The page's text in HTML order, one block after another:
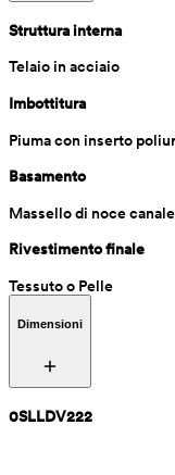
Struttura interna
Telaio in acciaio
Imbottitura
Piuma con inserto
Basamento
Massello di noce
Rivestimento finale
Tessuto o Pelle
Dimensioni
0SLLDV222